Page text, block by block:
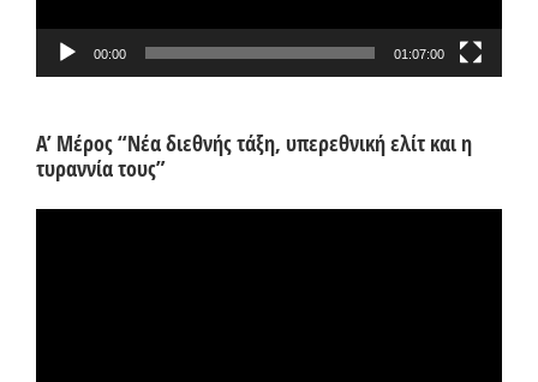
00:00 01:07:00
Α’ Μέρος “Νέα διεθνής τάξη, υπερεθνική ελίτ και η
τυραννία τους”